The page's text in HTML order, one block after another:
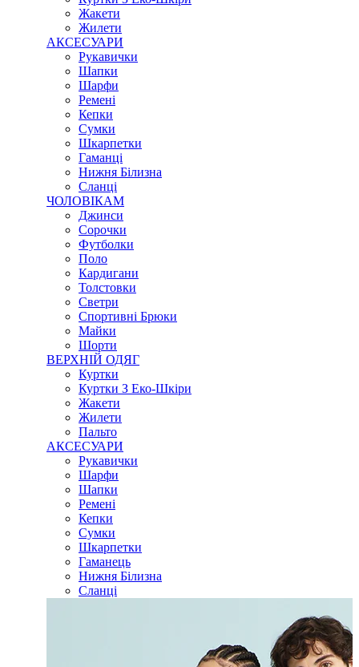
Жакети
Жилети
АКСЕСУАРИ
Рукавички
Шапки
Шарфи
Ремені
Кепки
Сумки
Шкарпетки
Гаманці
Нижня Білизна
Сланці
ЧОЛОВІКАМ
Джинси
Сорочки
Футболки
Поло
Кардигани
Толстовки
Светри
Спортивні Брюки
Майки
Шорти
ВЕРХНІЙ ОДЯГ
Куртки
Куртки З Еко-Шкіри
Жакети
Жилети
Пальто
АКСЕСУАРИ
Рукавички
Шарфи
Шапки
Ремені
Кепки
Сумки
Шкарпетки
Гаманець
Нижня Білизна
Сланці